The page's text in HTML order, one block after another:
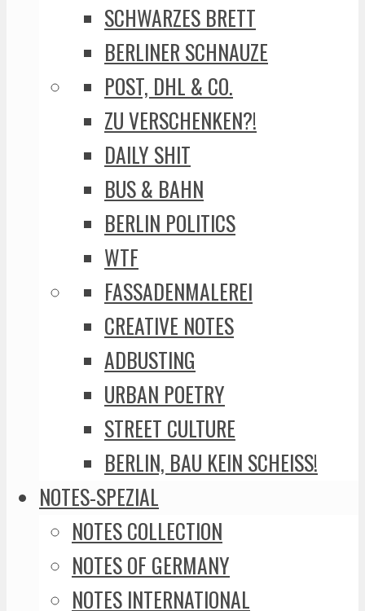
SCHWARZES BRETT
BERLINER SCHNAUZE
POST, DHL & CO.
ZU VERSCHENKEN?!
DAILY SHIT
BUS & BAHN
BERLIN POLITICS
WTF
FASSADENMALEREI
CREATIVE NOTES
ADBUSTING
URBAN POETRY
STREET CULTURE
BERLIN, BAU KEIN SCHEISS!
NOTES-SPEZIAL
NOTES COLLECTION
NOTES OF GERMANY
NOTES INTERNATIONAL